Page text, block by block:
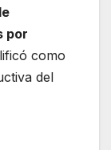
por
como
del